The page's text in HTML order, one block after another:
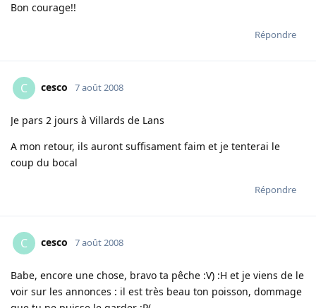
Bon courage!!
Répondre
C cesco 7 août 2008
Je pars 2 jours à Villards de Lans
A mon retour, ils auront suffisament faim et je tenterai le
coup du bocal
Répondre
C cesco 7 août 2008
Babe, encore une chose, bravo ta pêche :V) :H et je viens de le
voir sur les annonces : il est très beau ton poisson, dommage